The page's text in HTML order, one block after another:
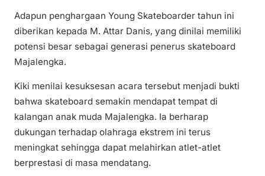
Adapun penghargaan Young Skateboarder tahun ini
diberikan kepada M. Attar Danis, yang dinilai memiliki
potensi besar sebagai generasi penerus skateboard
Majalengka.
Kiki menilai kesuksesan acara tersebut menjadi bukti
bahwa skateboard semakin mendapat tempat di
kalangan anak muda Majalengka. Ia berharap
dukungan terhadap olahraga ekstrem ini terus
meningkat sehingga dapat melahirkan atlet-atlet
berprestasi di masa mendatang.